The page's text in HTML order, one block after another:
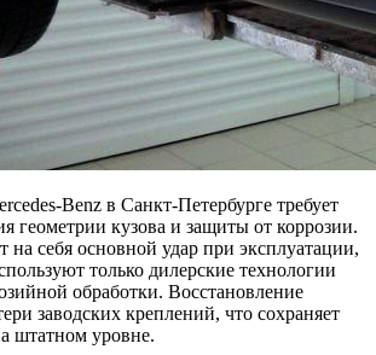
Benz в Санкт-Петербурге требует
геометрии кузова и защиты от коррозии.
себя основной удар при эксплуатации,
только дилерские технологии
обработки. Восстановление
заводских креплений, что сохраняет
штатном уровне.